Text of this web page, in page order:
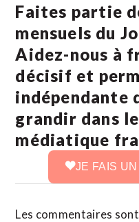
Faites partie
mensuels du
Aidez-nous à
décisif et
indépendante
grandir dans
médiatique
JE FAIS
Les commentaires